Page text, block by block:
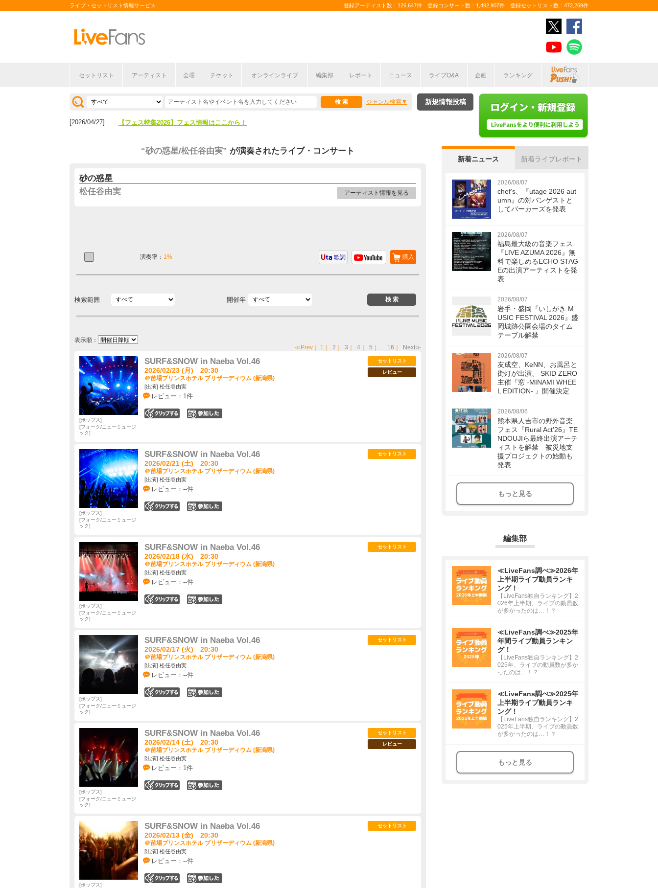
ライブ・セットリスト情報サービス 登録アーティスト数：126,647件 登録コンサート数：1,492,907件 登録セットリスト数：472,269件
セットリスト アーティスト 会場 チケット オンラインライブ 編集部 レポート ニュース ライブQ&A 企画 ランキング
ジャンル検索
[2026/07/28] 【ライブ動員ランキング】2026年上半期編発表！
[2026/04/27] 【フェス特集2026】フェス情報はここから！
新規情報投稿
“砂の惑星/松任谷由実” が演奏されたライブ・コンサート
砂の惑星
松任谷由実
アーティスト情報を見る
演奏率： 1% 購入
歌詞
検索範囲 開催年
表示順：
≪Prev ｜ 1 ｜ 2 ｜ 3 ｜ 4 ｜ 5 ｜… 16 ｜ Next≫
SURF&SNOW in Naeba Vol.46
2026/02/23 (月) 20:30
＠苗場プリンスホテル ブリザーディウム (新潟県)
[出演] 松任谷由実
レビュー：1件
セットリスト
レビュー
ポップス
フォーク/ニューミュージ
ック
SURF&SNOW in Naeba Vol.46
2026/02/21 (土) 20:30
＠苗場プリンスホテル ブリザーディウム (新潟県)
[出演] 松任谷由実
レビュー：--件
セットリスト
ポップス
フォーク/ニューミュージ
ック
SURF&SNOW in Naeba Vol.46
2026/02/18 (水) 20:30
＠苗場プリンスホテル ブリザーディウム (新潟県)
[出演] 松任谷由実
レビュー：--件
セットリスト
ポップス
フォーク/ニューミュージ
ック
SURF&SNOW in Naeba Vol.46
2026/02/17 (火) 20:30
＠苗場プリンスホテル ブリザーディウム (新潟県)
[出演] 松任谷由実
レビュー：--件
セットリスト
ポップス
フォーク/ニューミュージ
ック
SURF&SNOW in Naeba Vol.46
2026/02/14 (土) 20:30
＠苗場プリンスホテル ブリザーディウム (新潟県)
[出演] 松任谷由実
レビュー：1件
セットリスト
レビュー
ポップス
フォーク/ニューミュージ
ック
SURF&SNOW in Naeba Vol.46
2026/02/13 (金) 20:30
＠苗場プリンスホテル ブリザーディウム (新潟県)
[出演] 松任谷由実
レビュー：--件
セットリスト
ポップス
新着ニュース 新着ライブレポート
2026/08/07
chef’s、『utage 2026 aut
umn』の対バンゲストと
してパーカーズを発表
2026/08/07
福島最大級の音楽フェス
『LIVE AZUMA 2026』無
料で楽しめるECHO STAG
Eの出演アーティストを発
表
2026/08/07
岩手・盛岡『いしがき M
USIC FESTIVAL 2026』盛
岡城跡公園会場のタイム
テーブル解禁
2026/08/07
友成空、KeNN、お風呂と
街灯が出演、 SKID ZERO
主催『窓 -MINAMI WHEE
L EDITION- 』開催決定
2026/08/06
熊本県人吉市の野外音楽
フェス『Rural Act'26』TE
NDOUJIら最終出演アーテ
ィストを解禁 被災地支
援プロジェクトの始動も
発表
もっと見る
編集部
≪LiveFans調べ≫2026年
上半期ライブ動員ランキ
ング！
【LiveFans独自ランキング】2
026年上半期、ライブの動員数
が多かったのは…！？
≪LiveFans調べ≫2025年
年間ライブ動員ランキン
グ！
【LiveFans独自ランキング】2
025年、ライブの動員数が多か
ったのは…！？
≪LiveFans調べ≫2025年
上半期ライブ動員ランキ
ング！
【LiveFans独自ランキング】2
025年上半期、ライブの動員数
が多かったのは…！？
もっと見る